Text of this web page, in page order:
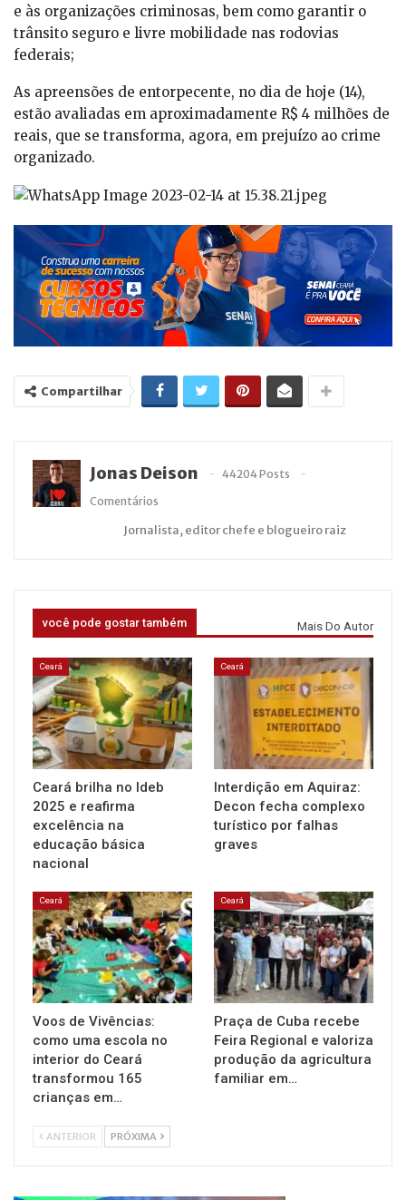
e às organizações criminosas, bem como garantir o
trânsito seguro e livre mobilidade nas rodovias
federais;
As apreensões de entorpecente, no dia de hoje (14),
estão avaliadas em aproximadamente R$ 4 milhões de
reais, que se transforma, agora, em prejuízo ao crime
organizado.
Compartilhar
Jonas Deison
44204 Posts
Comentários
Jornalista, editor chefe e blogueiro raiz
você pode gostar também Mais Do Autor
Ceará
Ceará brilha no Ideb
2025 e reafirma
excelência na
educação básica
nacional
Ceará
Interdição em Aquiraz:
Decon fecha complexo
turístico por falhas
graves
Ceará
Voos de Vivências:
como uma escola no
interior do Ceará
transformou 165
crianças em…
Ceará
Praça de Cuba recebe
Feira Regional e valoriza
produção da agricultura
familiar em…
ANTERIOR PRÓXIMA